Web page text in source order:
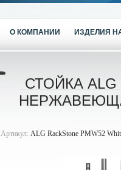
О КОМПАНИИ ИЗДЕЛИЯ
СТОЙКА ALG
Артикул: ALG RackStone PMW52